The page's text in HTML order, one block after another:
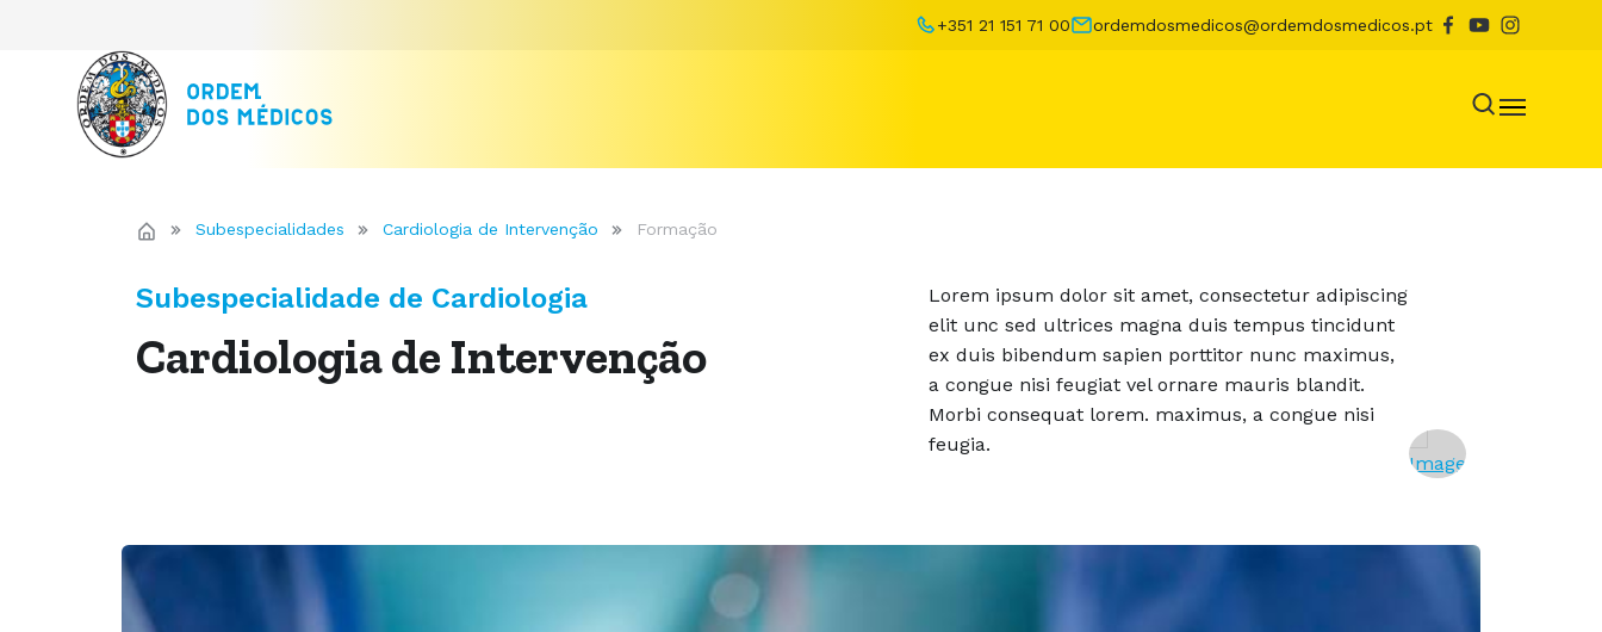
+351 21 151 71 00 ordemdosmedicos@ordemdosmedicos.pt
Subespecialidades Cardiologia de Intervenção Formação
Subespecialidade de Cardiologia
Cardiologia de Intervenção
Lorem ipsum dolor sit amet, consectetur adipiscing
elit unc sed ultrices magna duis tempus tincidunt
ex duis bibendum sapien porttitor nunc maximus,
a congue nisi feugiat vel ornare mauris blandit.
Morbi consequat lorem. maximus, a congue nisi
feugia.